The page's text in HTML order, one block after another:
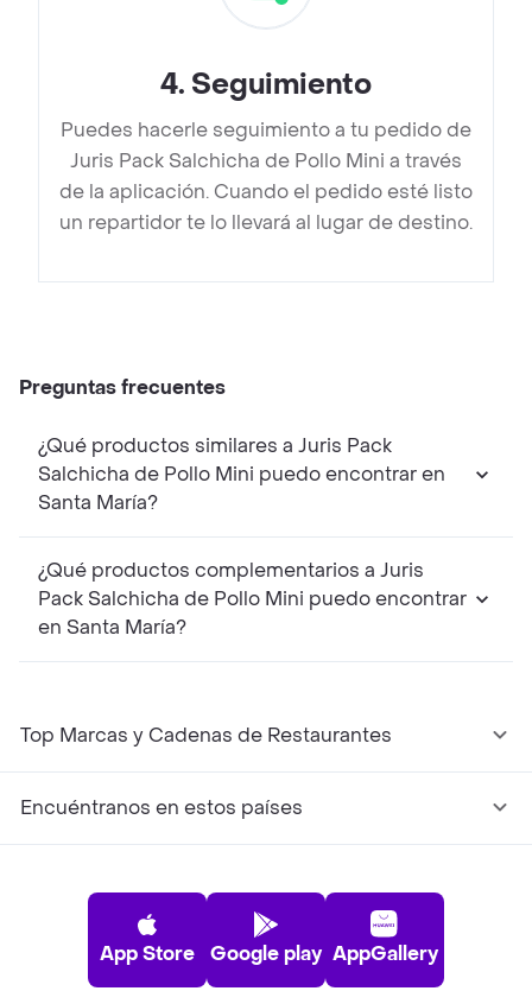
4. Seguimiento
Puedes hacerle seguimiento a tu pedido de
Juris Pack Salchicha de Pollo Mini a través
de la aplicación. Cuando el pedido esté listo
un repartidor te lo llevará al lugar de destino.
Preguntas frecuentes
¿Qué productos similares a Juris Pack
Salchicha de Pollo Mini puedo encontrar en
Santa María?
¿Qué productos complementarios a Juris
Pack Salchicha de Pollo Mini puedo encontrar
en Santa María?
Top Marcas y Cadenas de Restaurantes
Encuéntranos en estos países
App Store Google play AppGallery